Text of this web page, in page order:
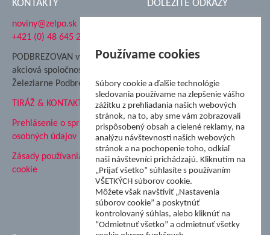
KONTAKTY
noviny@zelpo.sk
+421 (0) 48 645 2711
PODBREZOVAN vydáva
akciová spoločnosť
Železiarne Podbrezová
TIRÁŽ & KONTAKT
Prehlásenie o spracovaní
osobných údajov
Zásady používania súborov
cookie
DÔLEŽITÉ ODKAZY
Nadácia Železiarne
ŽP Informatika s.r.o.
ŠK Železiarne Podbrezová
Tále a.s.
Používame cookies
Súbory cookie a ďalšie technológie
sledovania používame na zlepšenie vášho
zážitku z prehliadania našich webových
stránok, na to, aby sme vám zobrazovali
prispôsobený obsah a cielené reklamy, na
analýzu návštevnosti našich webových
stránok a na pochopenie toho, odkiaľ
naši návštevníci prichádzajú. Kliknutím na
„Prijať všetko” súhlasíte s používaním
VŠETKÝCH súborov cookie.
Môžete však navštíviť „Nastavenia
súborov cookie” a poskytnúť
kontrolovaný súhlas, alebo kliknúť na
“Odmietnuť všetko” a odmietnuť všetky